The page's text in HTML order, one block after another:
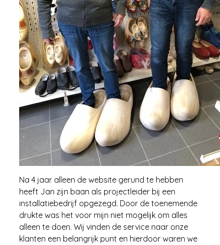
Na 4 jaar alleen de website gerund te hebben
heeft Jan zijn baan als projectleider bij een
installatiebedrijf opgezegd. Door de toenemende
drukte was het voor mijn niet mogelijk om alles
alleen te doen. Wij vinden de service naar onze
klanten een belangrijk punt en hierdoor waren we